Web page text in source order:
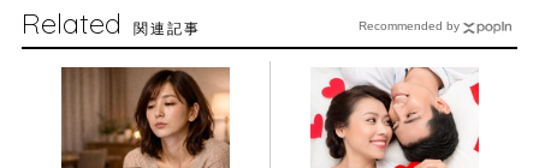
Related 関連記事 Recommended by